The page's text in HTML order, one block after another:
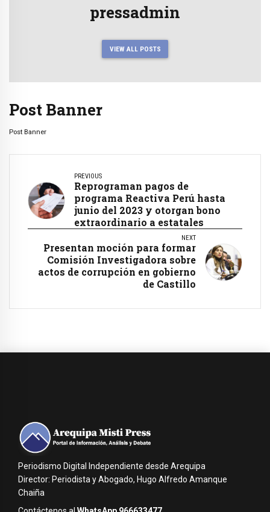
pressadmin
VIEW ALL POSTS
Post Banner
Post Banner
PREVIOUS
Reprograman pagos de
programa Reactiva Perú hasta
junio del 2023 y otorgan bono
extraordinario a estatales
NEXT
Presentan moción para formar
Comisión Investigadora sobre
actos de corrupción en gobierno
de Castillo
Periodismo Digital Independiente desde Arequipa
Director: Periodista y Abogado, Hugo Alfredo Amanque
Chaiña